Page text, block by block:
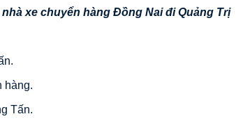
nhà xe chuyển hàng Đồng Nai điQuảng Trị
hàng.
Tấn.